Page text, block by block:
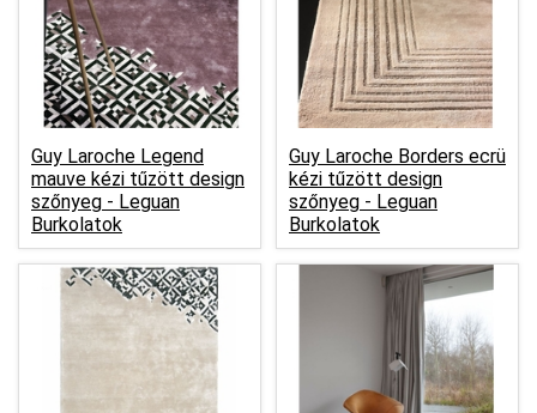
Guy Laroche Legend
mauve kézi tűzött design
szőnyeg - Leguan
Burkolatok
Guy Laroche Borders ecrü
kézi tűzött design
szőnyeg - Leguan
Burkolatok